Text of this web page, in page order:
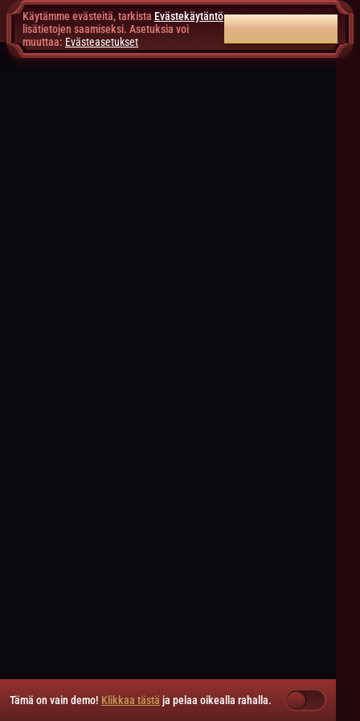
Tämä on vain demo! Klikkaa tästä ja pelaa oikealla rahalla.
Käytämme evästeitä, tarkista Evästekäytäntö
lisätietojen saamiseksi. Asetuksia voi
muuttaa: Evästeasetukset
HYVÄKSY KAIKKI